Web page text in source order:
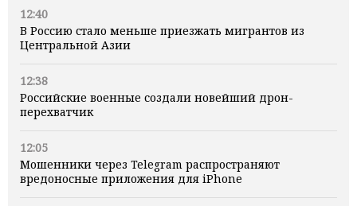
12:40
В Россию стало меньше приезжать мигрантов из
Центральной Азии
12:38
Российские военные создали новейший дрон-
перехватчик
12:05
Мошенники через Telegram распространяют
вредоносные приложения для iPhone